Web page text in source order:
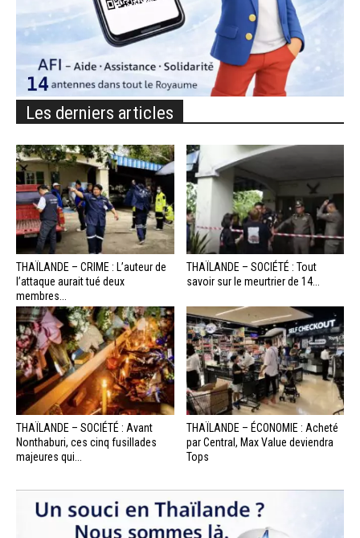
Les derniers articles
THAÏLANDE – CRIME : L’auteur de
l’attaque aurait tué deux
membres...
THAÏLANDE – SOCIÉTÉ : Tout
savoir sur le meurtrier de 14...
THAÏLANDE – SOCIÉTÉ : Avant
Nonthaburi, ces cinq fusillades
majeures qui...
THAÏLANDE – ÉCONOMIE : Acheté
par Central, Max Value deviendra
Tops